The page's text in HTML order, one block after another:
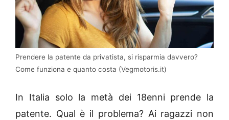
Prendere la patente da privatista, si risparmia davvero?
Come funziona e quanto costa (Vegmotoris.it)
In Italia solo la metà dei 18enni prende la
patente. Qual è il problema? Ai ragazzi non